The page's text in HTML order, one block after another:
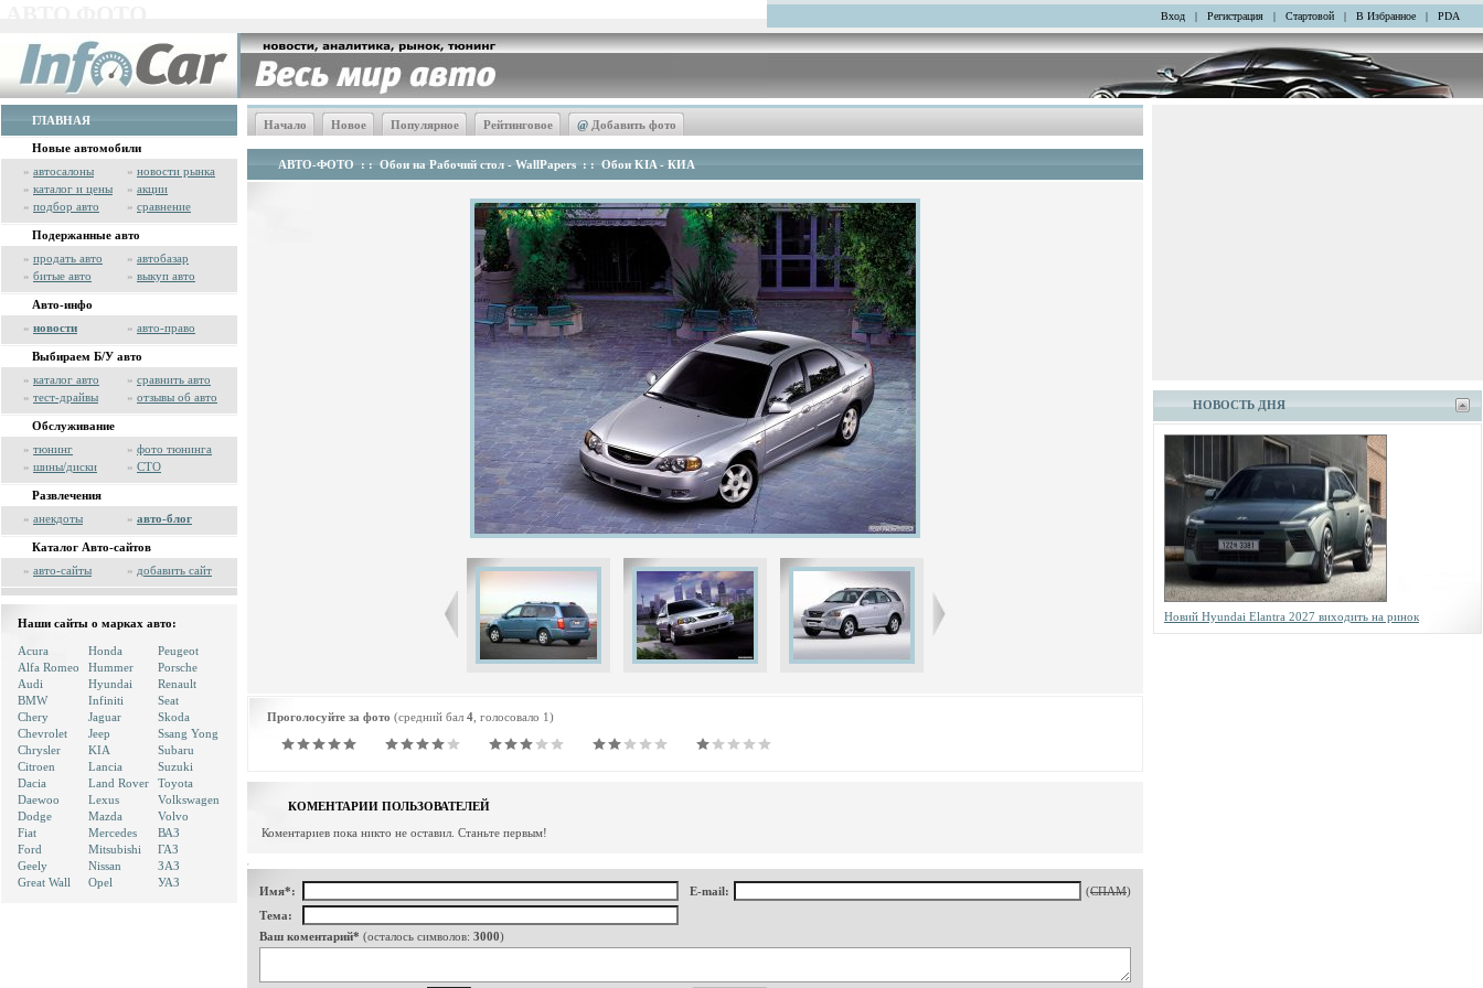
Вход | Регистрация | Стартовой | В Избранное | PDA
ГЛАВНАЯ
Новые автомобили
» автосалоны » новости рынка
» каталог и цены » акции
» подбор авто » сравнение
Подержанные авто
» продать авто » автобазар
» битые авто » выкуп авто
Авто-инфо
» новости » авто-право
Выбираем Б/У авто
» каталог авто » сравнить авто
» тест-драйвы » отзывы об авто
Обслуживание
» тюнинг » фото тюнинга
» шины/диски » СТО
Развлечения
» анекдоты » авто-блог
Каталог Авто-сайтов
» авто-сайты » добавить сайт
Наши сайты о марках авто:
Acura
Alfa Romeo
Audi
BMW
Chery
Chevrolet
Chrysler
Citroen
Dacia
Daewoo
Dodge
Fiat
Ford
Geely
Great Wall
Honda
Hummer
Hyundai
Infiniti
Jaguar
Jeep
KIA
Lancia
Land Rover
Lexus
Mazda
Mercedes
Mitsubishi
Nissan
Opel
Peugeot
Porsche
Renault
Seat
Skoda
Ssang Yong
Subaru
Suzuki
Toyota
Volkswagen
Volvo
ВАЗ
ГАЗ
ЗАЗ
УАЗ
Начало Новое Популярное Рейтинговое @ Добавить фото
АВТО-ФОТО : : Обои на Рабочий стол - WallPapers : : Обои KIA - КИА
Проголосуйте за фото (средний бал 4 , голосовало 1)
КОМЕНТАРИИ ПОЛЬЗОВАТЕЛЕЙ
Коментариев пока никто не оставил. Станьте первым!
Имя*: E-mail: (СПАМ)
Тема:
Ваш коментарий* (осталось символов: 3000)
НОВОСТЬ ДНЯ
Новий Hyundai Elantra 2027 виходить на ринок